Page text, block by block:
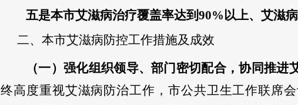
五是本市艾滋病治疗覆盖率达到 90%以上、艾滋
二、本市艾滋病防控工作措施及成效
（一）强化组织领导、部门密切配合，协同推进
终高度重视艾滋病防治工作，市公共卫生工作联席